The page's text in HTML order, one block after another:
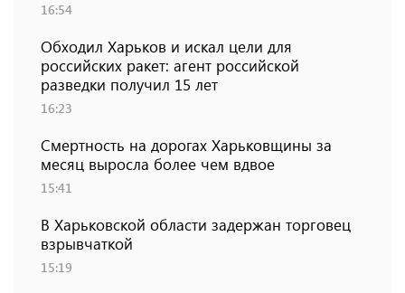
16:54
Обходил Харьков и искал цели для
российских ракет: агент российской
разведки получил 15 лет
16:23
Смертность на дорогах Харьковщины за
месяц выросла более чем вдвое
15:41
В Харьковской области задержан торговец
взрывчаткой
15:19